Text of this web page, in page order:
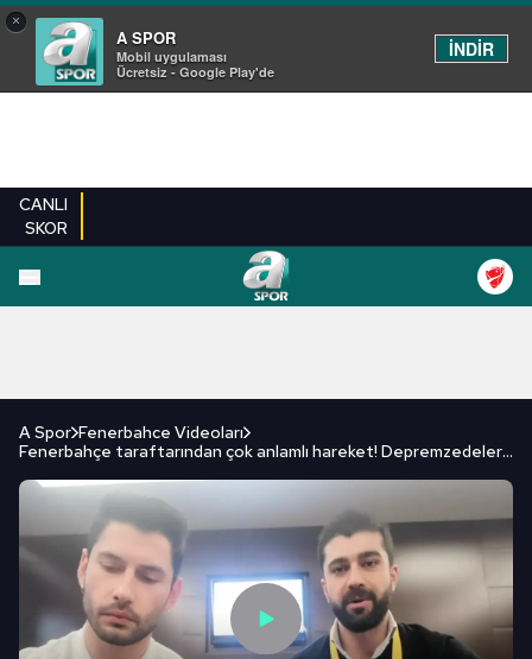
×
A SPOR
Mobil uygulaması
Ücretsiz - Google Play'de
İNDİR
CANLI
SKOR
FUTBOL
A Spor Fenerbahce Videoları
Fenerbahçe taraftarından çok anlamlı hareket! Depremzedelere yardım...